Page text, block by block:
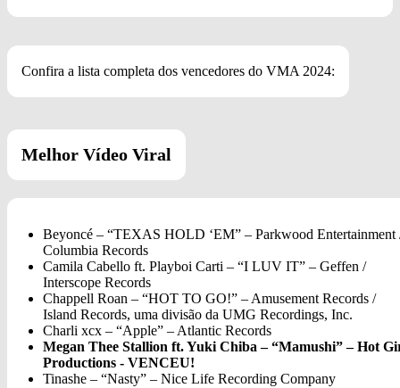
Confira a lista completa dos vencedores do VMA 2024:
Melhor Vídeo Viral
Beyoncé – “TEXAS HOLD ‘EM” – Parkwood Entertainment
Columbia Records
Camila Cabello ft. Playboi Carti – “I LUV IT” – Geffen /
Interscope Records
Chappell Roan – “HOT TO GO!” – Amusement Records /
Island Records, uma divisão da UMG Recordings, Inc.
Charli xcx – “Apple” – Atlantic Records
Megan Thee Stallion ft. Yuki Chiba – “Mamushi” – Hot
Productions - VENCEU!
Tinashe – “Nasty” – Nice Life Recording Company